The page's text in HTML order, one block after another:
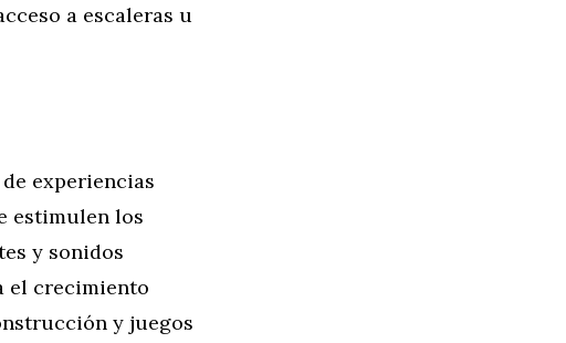
a escaleras u
experiencias
estimulen los
y sonidos
el crecimiento
y juegos